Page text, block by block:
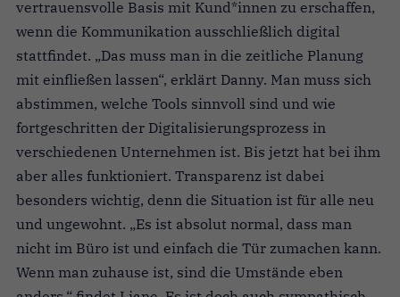
vertrauensvolle Basis mit Kund*innen zu erschaffen,
wenn die Kommunikation ausschließlich digital
stattfindet. „Das muss man in die zeitliche Planung
mit einfließen lassen“, erklärt Danny. Man muss sich
abstimmen, welche Tools sinnvoll sind und wie
fortgeschritten der Digitalisierungsprozess in
verschiedenen Unternehmen ist. Bis jetzt hat bei ihm
aber alles funktioniert. Transparenz ist dabei
besonders wichtig, denn die Situation ist für alle neu
und ungewohnt. „Es ist absolut normal, dass man
nicht im Büro ist und einfach die Tür zumachen kann.
Wenn man zuhause ist, sind die Umstände eben